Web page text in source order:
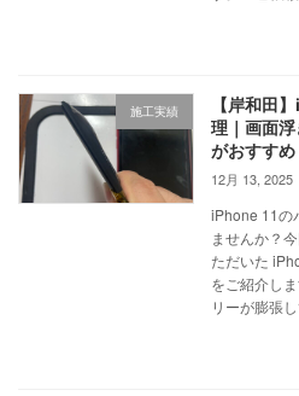
施工実績
【岸和田
理｜画面
がおすすめ
12月 13, 2025
iPhone 11の
ませんか？
ただいた
をご紹介し
リーが膨張